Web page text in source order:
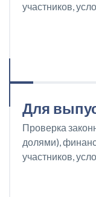
участников,
Для
Проверка
долями),
участников,